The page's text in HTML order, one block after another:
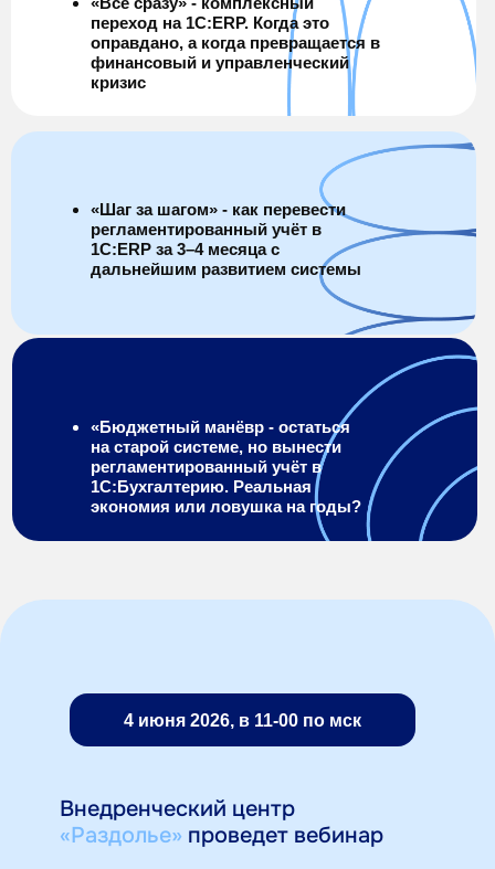
«Бюджетный манёвр - остаться
на старой системе, но вынести
регламентированный учёт в
1С:Бухгалтерию. Реальная
экономия или ловушка на годы?
«Шаг за шагом» - как перевести
регламентированный учёт в
1С:ERP за 3–4 месяца с
дальнейшим развитием системы
переход на 1С:ERP. Когда это
оправдано, а когда превращается в
финансовый и управленческий
кризис
4 июня 2026, в 11-00 по мск
Внедренческий центр
«Раздолье» проведет вебинар